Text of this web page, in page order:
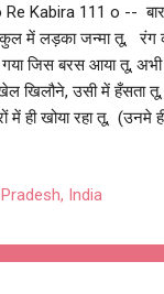
Re Kabira 111 o --
कुल में लड़का जन्मा तू, रंग
जिस बरस आया तू, अभी
खिलौने, उसी में हँसता
में ही खोया रहा तू, (उनमे
बार भूखा रोया, सोया
के फॉर्म कुरेदते रहे...
India